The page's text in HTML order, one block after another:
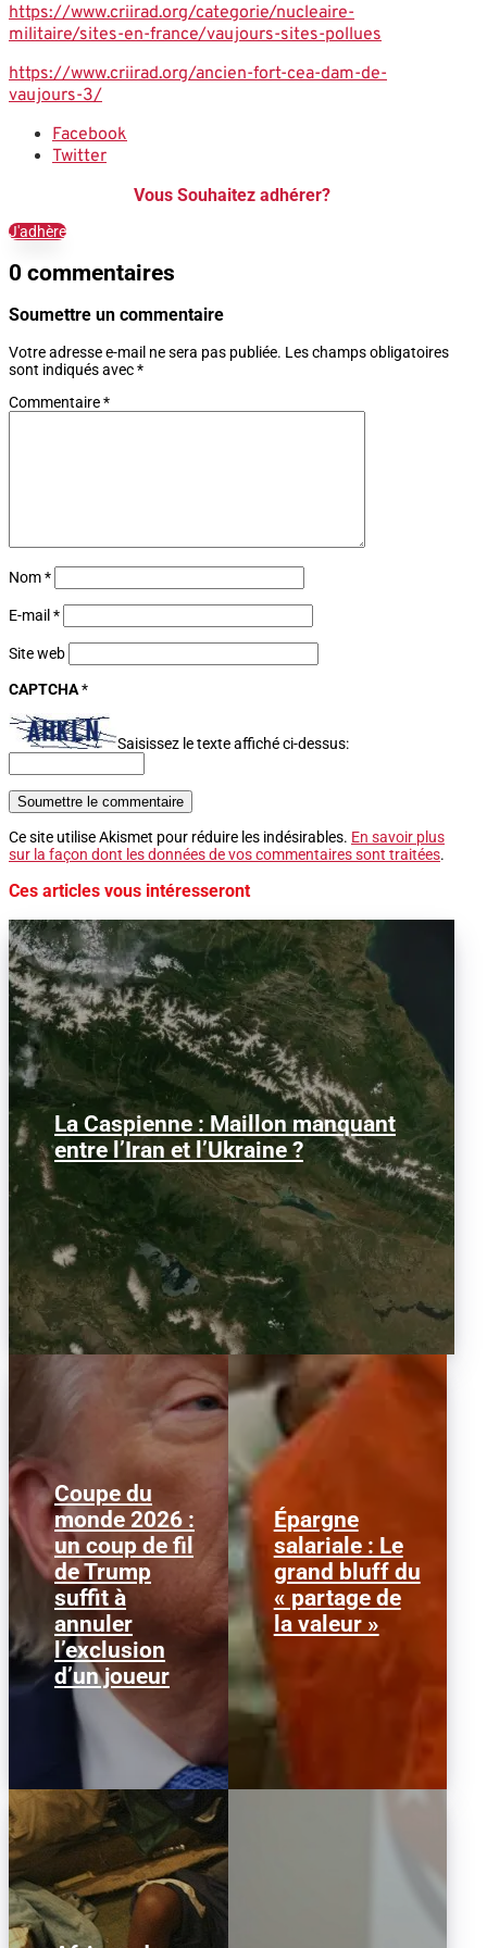
https://www.criirad.org/categorie/nucleaire-
militaire/sites-en-france/vaujours-sites-pollues
https://www.criirad.org/ancien-fort-cea-dam-de-
vaujours-3/
Facebook
Twitter
Vous Souhaitez adhérer?
J'adhère
0 commentaires
Soumettre un commentaire
Votre adresse e-mail ne sera pas publiée. Les champs obligatoires
sont indiqués avec*
Commentaire*
Nom*
E-mail *
Site web
CAPTCHA*
Saisissez le texte affiché ci-dessus:
Soumettre le commentaire
Ce site utilise Akismet pour réduire les indésirables. En savoir plus
sur la façon dont les données de vos commentaires sont traitées.
Ces articles vous intéresseront
La Caspienne : Maillon manquant
entre l’Iran et l’Ukraine ?
Samedi 25 juillet 2026, des drones
ukrainiens ont frappé plusieurs cibles
en mer Caspienne, parmi...
Coupe du
monde 2026 :
un coup de fil
de Trump
suffit à
annuler
l’exclusion
d’un joueur
Le 1er juillet 2026,
l'attaquant américain
Folarin Balogun recevait
un carton rouge
parfaitement...
Épargne
salariale : Le
grand bluff du
« partage de
la valeur »
Alors que l'inflation et la
course aux profits
écrasent le pouvoir
d’achat, la loi « partage
de la...